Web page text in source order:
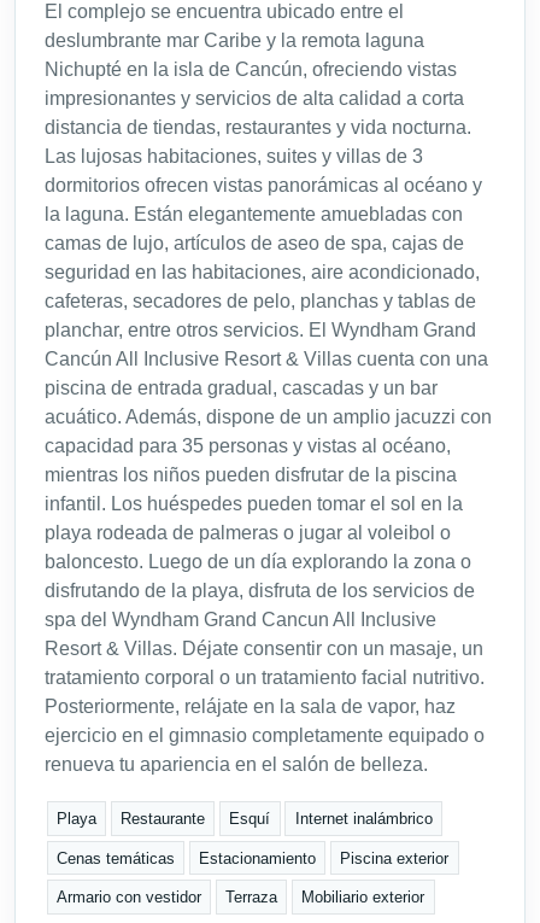
El complejo se encuentra ubicado entre el
deslumbrante mar Caribe y la remota laguna
Nichupté en la isla de Cancún, ofreciendo vistas
impresionantes y servicios de alta calidad a corta
distancia de tiendas, restaurantes y vida nocturna.
Las lujosas habitaciones, suites y villas de 3
dormitorios ofrecen vistas panorámicas al océano y
la laguna. Están elegantemente amuebladas con
camas de lujo, artículos de aseo de spa, cajas de
seguridad en las habitaciones, aire acondicionado,
cafeteras, secadores de pelo, planchas y tablas de
planchar, entre otros servicios. El Wyndham Grand
Cancún All Inclusive Resort & Villas cuenta con una
piscina de entrada gradual, cascadas y un bar
acuático. Además, dispone de un amplio jacuzzi con
capacidad para 35 personas y vistas al océano,
mientras los niños pueden disfrutar de la piscina
infantil. Los huéspedes pueden tomar el sol en la
playa rodeada de palmeras o jugar al voleibol o
baloncesto. Luego de un día explorando la zona o
disfrutando de la playa, disfruta de los servicios de
spa del Wyndham Grand Cancun All Inclusive
Resort & Villas. Déjate consentir con un masaje, un
tratamiento corporal o un tratamiento facial nutritivo.
Posteriormente, relájate en la sala de vapor, haz
ejercicio en el gimnasio completamente equipado o
renueva tu apariencia en el salón de belleza.
Playa Restaurante Esquí Internet inalámbrico
Cenas temáticas Estacionamiento Piscina exterior
Armario con vestidor Terraza Mobiliario exterior